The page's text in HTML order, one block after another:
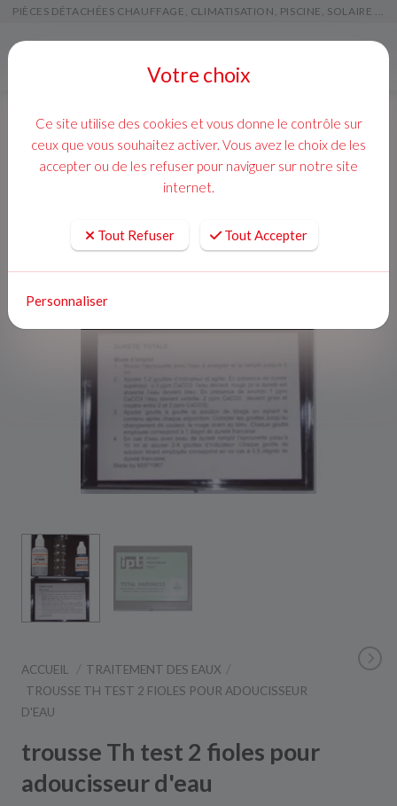
PIÈCES DÉTACHÉES CHAUFFAGE, CLIMATISATION, PISCINE, SOLAIRE ...
ACCUEIL
TRAITEMENT DES EAUX
TROUSSE TH TEST 2 FIOLES POUR ADOUCISSEUR
D'EAU
trousse Th test 2 fioles pour
adoucisseur d'eau
Votre choix
Ce site utilise des cookies et vous donne le contrôle sur
ceux que vous souhaitez activer. Vous avez le choix de les
accepter ou de les refuser pour naviguer sur notre site
internet.
Tout Refuser Tout Accepter
Personnaliser